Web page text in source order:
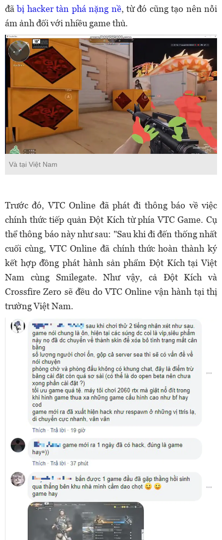
đãbị hacker tàn phá nặng nề, từ đó cũng tạo nên nỗi
ám ảnh đối với nhiều game thủ.
Và tại Việt Nam
Trước đó, VTC Online đã phát đi thông báo về việc
chính thức tiếp quản Đột Kích từ phía VTC Game. Cụ
thể thông báo này như sau: "Sau khi đi đến thống nhất
cuối cùng, VTC Online đã chính thức hoàn thành ký
kết hợp đồng phát hành sản phẩm Đột Kích tại Việt
Nam cùng Smilegate. Như vậy, cả Đột Kích và
Crossfire Zero sẽ đều do VTC Online vận hành tại thị
trường Việt Nam.